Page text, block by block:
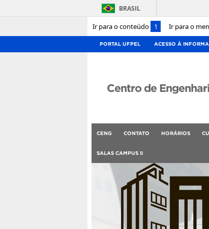
Ir para o conteúdo 1 Ir para o
BRASIL
PORTAL UFPEL ACESSO À
Centro de
CENG CONTATO HORÁRIOS
SALAS CAMPUS II